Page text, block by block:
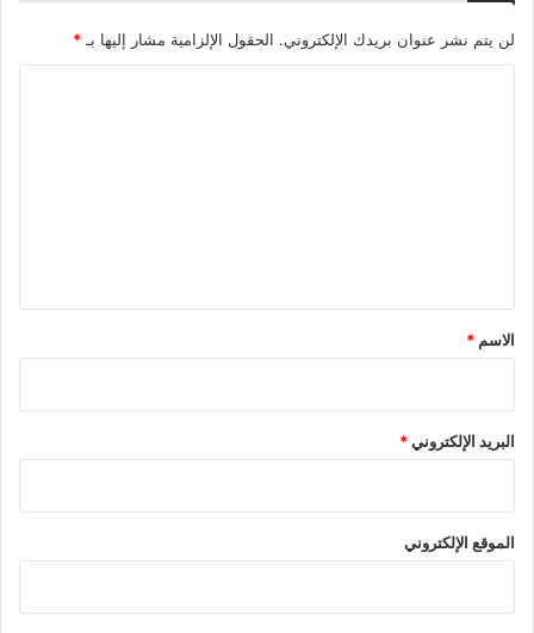
لن يتم نشر عنوان بريدك الإلكتروني. الحقول الإلزامية مشار إليها بـ*
*
الاسم *
البريد الإلكتروني*
الموقع الإلكتروني